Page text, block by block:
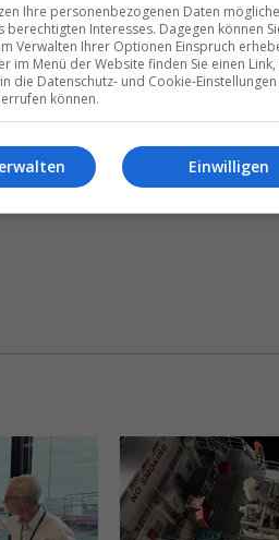
Ihre personenbezogenen Daten
berechtigten Interesses. Dagegen können
Verwalten Ihrer Optionen Einspruch
im Menü der Website finden Sie einen
die Datenschutz- und Cookie-Einstellungen
können.
Einwilligen